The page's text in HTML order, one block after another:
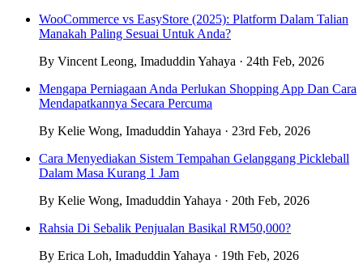
WooCommerce vs EasyStore (2025): Platform Dalam Talian
Manakah Paling Sesuai Untuk Anda?
By Vincent Leong, Imaduddin Yahaya · 24th Feb, 2026
Mengapa Perniagaan Anda Perlukan Shopping App Dan Cara
Mendapatkannya Secara Percuma
By Kelie Wong, Imaduddin Yahaya · 23rd Feb, 2026
Cara Menyediakan Sistem Tempahan Gelanggang Pickleball
Dalam Masa Kurang 1 Jam
By Kelie Wong, Imaduddin Yahaya · 20th Feb, 2026
Rahsia Di Sebalik Penjualan Basikal RM50,000?
By Erica Loh, Imaduddin Yahaya · 19th Feb, 2026